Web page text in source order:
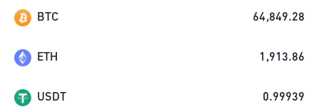
BTC 64,849.28
ETH 1,913.86
USDT 0.99939